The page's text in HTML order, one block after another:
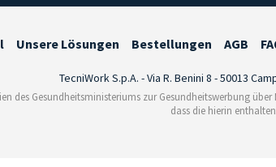
Unsere Lösungen Bestellungen AGB
TecniWork S.p.A. - Via R. Benini 8 - 50013
des Gesundheitsministeriums zur Gesundheitswerbung
dass die hierin